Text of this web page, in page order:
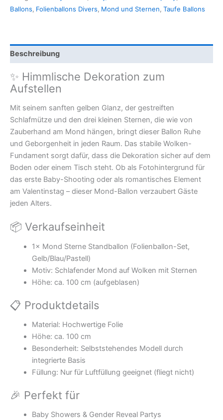
Ballons, Folienballons Divers, Mond und Sternen, Taufe Ballons
Beschreibung
✨ Himmlische Dekoration zum
Aufstellen
Mit seinem sanften gelben Glanz, der gestreiften
Schlafmütze und den drei kleinen Sternen, die wie von
Zauberhand am Mond hängen, bringt dieser Ballon Ruhe
und Geborgenheit in jeden Raum. Das stabile Wolken-
Fundament sorgt dafür, dass die Dekoration sicher auf dem
Boden oder einem Tisch steht. Ob als Fotohintergrund für
das erste Baby-Shooting oder als romantisches Element
am Valentinstag – dieser Mond-Ballon verzaubert Gäste
jeden Alters.
📦 Verkaufseinheit
1× Mond Sterne Standballon (Folienballon-Set,
Gelb/Blau/Pastell)
Motiv: Schlafender Mond auf Wolken mit Sternen
Höhe: ca. 100 cm (aufgeblasen)
📋 Produktdetails
Material: Hochwertige Folie
Höhe: ca. 100 cm
Besonderheit: Selbststehendes Modell durch
integrierte Basis
Füllung: Nur für Luftfüllung geeignet (fliegt nicht)
🎉 Perfekt für
Baby Showers & Gender Reveal Partys